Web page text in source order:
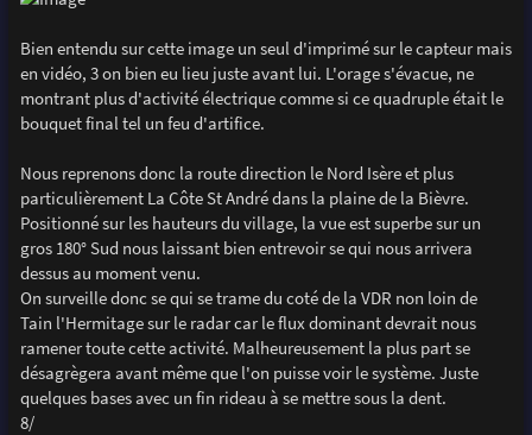
Bien entendu sur cette image un seul d'imprimé sur le capteur mais
en vidéo, 3 on bien eu lieu juste avant lui. L'orage s'évacue, ne
montrant plus d'activité électrique comme si ce quadruple était le
bouquet final tel un feu d'artifice.
Nous reprenons donc la route direction le Nord Isère et plus
particulièrement La Côte St André dans la plaine de la Bièvre.
Positionné sur les hauteurs du village, la vue est superbe sur un
gros 180° Sud nous laissant bien entrevoir se qui nous arrivera
dessus au moment venu.
On surveille donc se qui se trame du coté de la VDR non loin de
Tain l'Hermitage sur le radar car le flux dominant devrait nous
ramener toute cette activité. Malheureusement la plus part se
désagrègera avant même que l'on puisse voir le système. Juste
quelques bases avec un fin rideau à se mettre sous la dent.
8/